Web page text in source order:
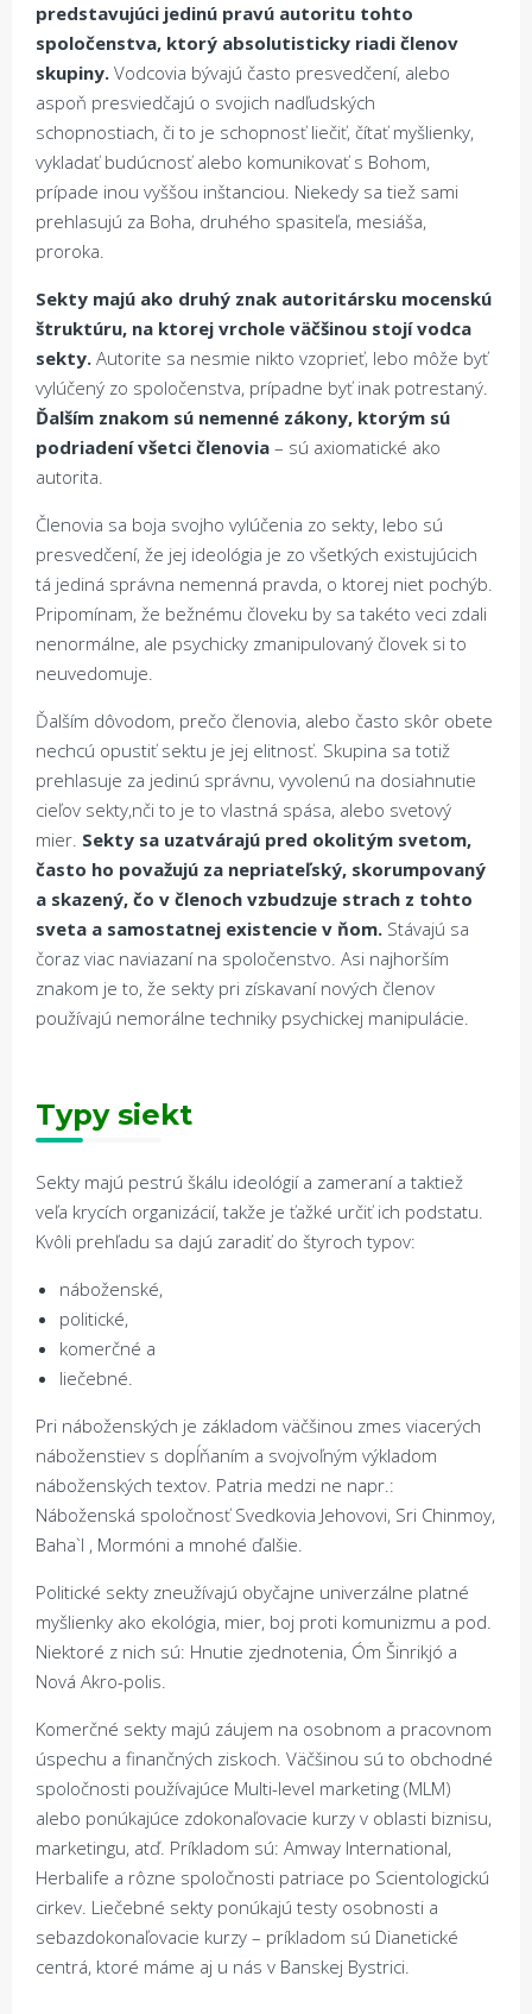
predstavujúci jedinú pravú autoritu tohto
spoločenstva, ktorý absolutisticky riadi členov
skupiny. Vodcovia bývajú často presvedčení, alebo
aspoň presviedčajú o svojich nadľudských
schopnostiach, či to je schopnosť liečiť, čítať myšlienky,
vykladať budúcnosť alebo komunikovať s Bohom,
prípade inou vyššou inštanciou. Niekedy sa tiež sami
prehlasujú za Boha, druhého spasiteľa, mesiáša,
proroka.
Sekty majú ako druhý znak autoritársku mocenskú
štruktúru, na ktorej vrchole väčšinou stojí vodca
sekty. Autorite sa nesmie nikto vzoprieť, lebo môže byť
vylúčený zo spoločenstva, prípadne byť inak potrestaný.
Ďalším znakom sú nemenné zákony, ktorým sú
podriadení všetci členovia – sú axiomatické ako
autorita.
Členovia sa boja svojho vylúčenia zo sekty, lebo sú
presvedčení, že jej ideológia je zo všetkých existujúcich
tá jediná správna nemenná pravda, o ktorej niet pochýb.
Pripomínam, že bežnému človeku by sa takéto veci zdali
nenormálne, ale psychicky zmanipulovaný človek si to
neuvedomuje.
Ďalším dôvodom, prečo členovia, alebo často skôr obete
nechcú opustiť sektu je jej elitnosť. Skupina sa totiž
prehlasuje za jedinú správnu, vyvolenú na dosiahnutie
cieľov sekty,nči to je to vlastná spása, alebo svetový
mier. Sekty sa uzatvárajú pred okolitým svetom,
často ho považujú za nepriateľský, skorumpovaný
a skazený, čo v členoch vzbudzuje strach z tohto
sveta a samostatnej existencie v ňom. Stávajú sa
čoraz viac naviazaní na spoločenstvo. Asi najhorším
znakom je to, že sekty pri získavaní nových členov
používajú nemorálne techniky psychickej manipulácie.
Typy siekt
Sekty majú pestrú škálu ideológií a zameraní a taktiež
veľa krycích organizácií, takže je ťažké určiť ich podstatu.
Kvôli prehľadu sa dajú zaradiť do štyroch typov:
náboženské,
politické,
komerčné a
liečebné.
Pri náboženských je základom väčšinou zmes viacerých
náboženstiev s dopĺňaním a svojvoľným výkladom
náboženských textov. Patria medzi ne napr.:
Náboženská spoločnosť Svedkovia Jehovovi, Sri Chinmoy,
Baha`I , Mormóni a mnohé ďalšie.
Politické sekty zneužívajú obyčajne univerzálne platné
myšlienky ako ekológia, mier, boj proti komunizmu a pod.
Niektoré z nich sú: Hnutie zjednotenia, Óm Šinrikjó a
Nová Akro-polis.
Komerčné sekty majú záujem na osobnom a pracovnom
úspechu a finančných ziskoch. Väčšinou sú to obchodné
spoločnosti používajúce Multi-level marketing (MLM)
alebo ponúkajúce zdokonaľovacie kurzy v oblasti biznisu,
marketingu, atď. Príkladom sú: Amway International,
Herbalife a rôzne spoločnosti patriace po Scientologickú
cirkev. Liečebné sekty ponúkajú testy osobnosti a
sebazdokonaľovacie kurzy – príkladom sú Dianetické
centrá, ktoré máme aj u nás v Banskej Bystrici.